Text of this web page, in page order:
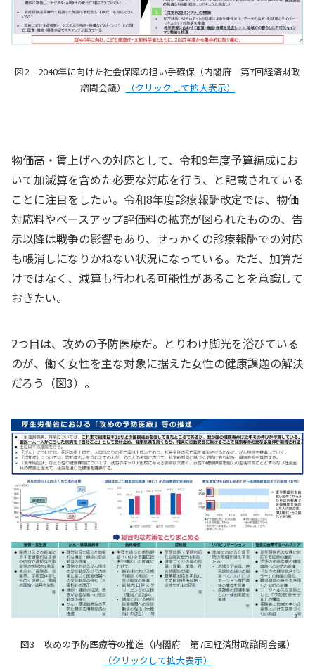
図2 2040年に向けた社会保障の担い手確保（内閣府 第7回経済財政
諮問会議）
（クリックして拡大表示）
物価高・賃上げへの対応として、令和9年度予算編成にお
いて加減算を含めた必要な対応を行う、と記載されている
ことに注目をしたい。令和8年度診療報酬改定では、物価
対応料やベースアップ評価料の拡充が図られたものの、告
示以降は戦争の影響もあり、せっかくの診療報酬での対応
も帳消しになりかねない状況になっている。ただ、加算だ
けではなく、減算も行われる可能性があることを意識して
おきたい。
2つ目は、攻めの予防医療だ。とりわけ脚光を浴びている
のが、働く女性を主な対象に据えた女性の健康課題の解決
だろう（図3）。
図3 攻めの予防医療等の推進（内閣府 第7回経済財政諮問会議）
（クリックして拡大表示）